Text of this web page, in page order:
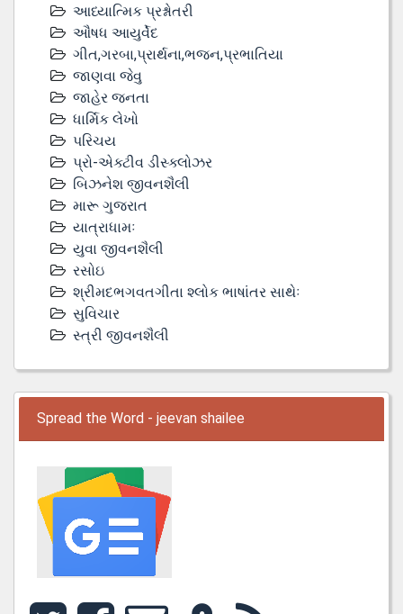
આધ્યાત્મિક પ્રશ્નોતરી
ઔષધ આયુર્વેદ
ગીત,ગરબા,પ્રાર્થના,ભજન,પ્રભાતિયા
જાણવા જેવુ
જાહેર જનતા
ધાર્મિક લેખો
પરિચય
પ્રો-એક્ટીવ ડીસ્‍ક્લોઝર
બિઝનેશ જીવનશૈલી
મારૂ ગુજરાત
યાત્રાધામઃ
યુવા જીવનશૈલી
રસોઇ
શ્રીમદભગવતગીતા શ્લોક ભાષાંતર સાથેઃ
સુવિચાર
સ્ત્રી જીવનશૈલી
Spread the Word - jeevan shailee